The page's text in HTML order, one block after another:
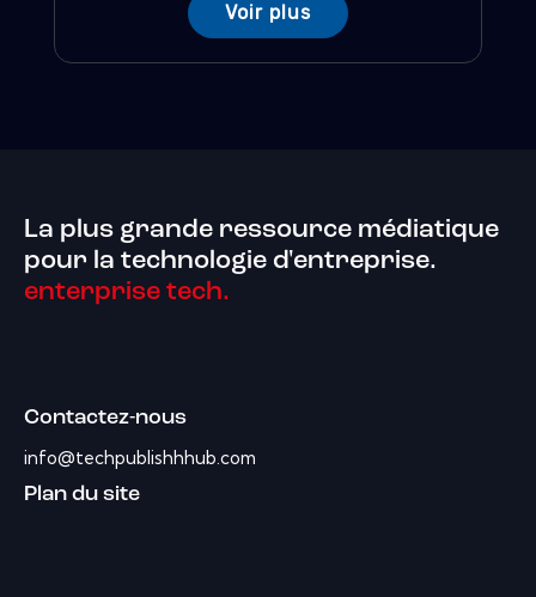
Voir plus
La plus grande ressource médiatique
pour la technologie d'entreprise.
enterprise tech.
Contactez-nous
info@techpublishhhub.com
Plan du site